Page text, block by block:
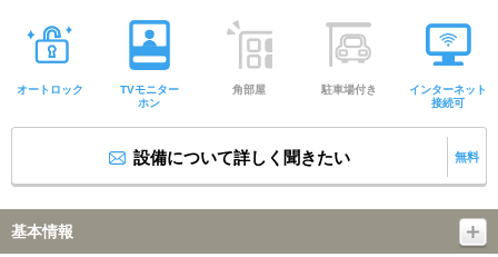
オートロック
TVモニター
ホン
角部屋 駐車場付き
インターネット
接続可
設備について詳しく聞きたい 無料
基本情報